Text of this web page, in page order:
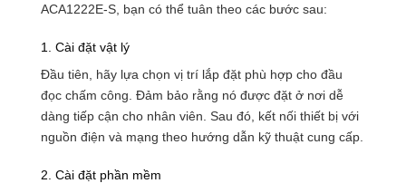
ACA1222E-S, bạn có thể tuân theo các bước sau:
1. Cài đặt vật lý
Đầu tiên, hãy lựa chọn vị trí lắp đặt phù hợp cho đầu
đọc chấm công. Đảm bảo rằng nó được đặt ở nơi dễ
dàng tiếp cận cho nhân viên. Sau đó, kết nối thiết bị với
nguồn điện và mạng theo hướng dẫn kỹ thuật cung cấp.
2. Cài đặt phần mềm